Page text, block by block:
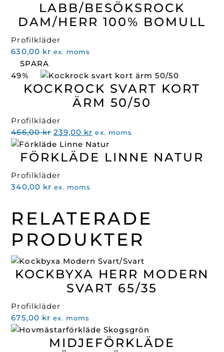
LABB/BESÖKSROCK
DAM/HERR 100% BOMULL
Profilkläder
630,00 kr ex. moms
SPARA
49%
KOCKROCK SVART KORT
ÄRM 50/50
Profilkläder
466,00kr Det
ursprungliga
priset
466,00 kr.
239,00 kr Det
nuvarande
priset
ex. moms
FÖRKLÄDE LINNE NATUR
Profilkläder
340,00 kr ex. moms
RELATERADE
PRODUKTER
KOCKBYXA HERR MODERN
SVART 65/35
Profilkläder
675,00 kr ex. moms
MIDJEFÖRKLÄDE